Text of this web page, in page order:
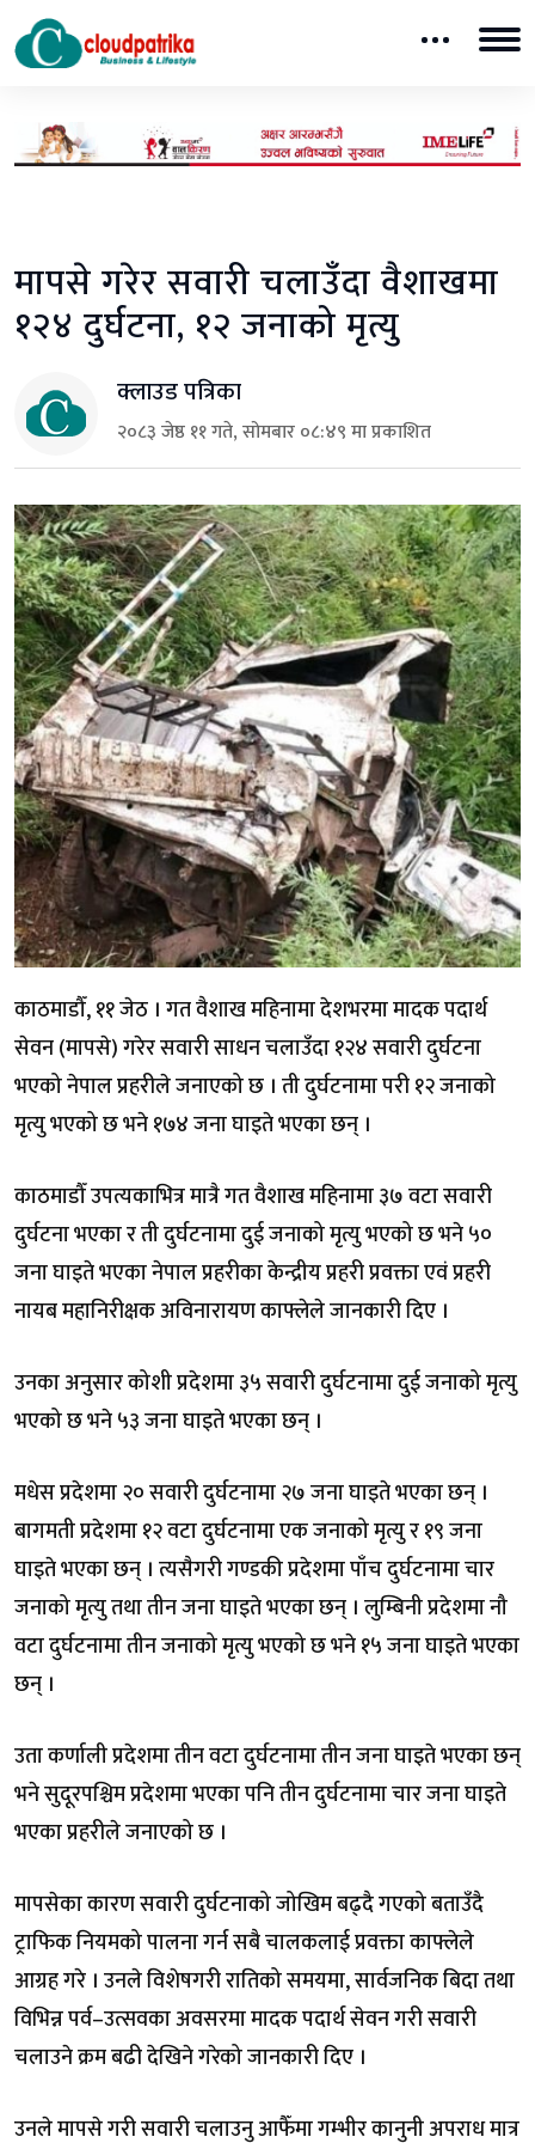
मापसे गरेर सवारी चलाउँदा वैशाखमा
१२४ दुर्घटना, १२ जनाको मृत्यु
क्लाउड पत्रिका
२०८३ जेष्ठ ११ गते, सोमबार ०८:४९ मा प्रकाशित
काठमाडौँ, ११ जेठ । गत वैशाख महिनामा देशभरमा मादक पदार्थ
सेवन (मापसे) गरेर सवारी साधन चलाउँदा १२४ सवारी दुर्घटना
भएको नेपाल प्रहरीले जनाएको छ । ती दुर्घटनामा परी १२ जनाको
मृत्यु भएको छ भने १७४ जना घाइते भएका छन् ।
काठमाडौँ उपत्यकाभित्र मात्रै गत वैशाख महिनामा ३७ वटा सवारी
दुर्घटना भएका र ती दुर्घटनामा दुई जनाको मृत्यु भएको छ भने ५०
जना घाइते भएका नेपाल प्रहरीका केन्द्रीय प्रहरी प्रवक्ता एवं प्रहरी
नायब महानिरीक्षक अविनारायण काफ्लेले जानकारी दिए ।
उनका अनुसार कोशी प्रदेशमा ३५ सवारी दुर्घटनामा दुई जनाको मृत्यु
भएको छ भने ५३ जना घाइते भएका छन् ।
मधेस प्रदेशमा २० सवारी दुर्घटनामा २७ जना घाइते भएका छन् ।
बागमती प्रदेशमा १२ वटा दुर्घटनामा एक जनाको मृत्यु र १९ जना
घाइते भएका छन् । त्यसैगरी गण्डकी प्रदेशमा पाँच दुर्घटनामा चार
जनाको मृत्यु तथा तीन जना घाइते भएका छन् । लुम्बिनी प्रदेशमा नौ
वटा दुर्घटनामा तीन जनाको मृत्यु भएको छ भने १५ जना घाइते भएका
छन् ।
उता कर्णाली प्रदेशमा तीन वटा दुर्घटनामा तीन जना घाइते भएका छन्
भने सुदूरपश्चिम प्रदेशमा भएका पनि तीन दुर्घटनामा चार जना घाइते
भएका प्रहरीले जनाएको छ ।
मापसेका कारण सवारी दुर्घटनाको जोखिम बढ्दै गएको बताउँदै
ट्राफिक नियमको पालना गर्न सबै चालकलाई प्रवक्ता काफ्लेले
आग्रह गरे । उनले विशेषगरी रातिको समयमा, सार्वजनिक बिदा तथा
विभिन्न पर्व–उत्सवका अवसरमा मादक पदार्थ सेवन गरी सवारी
चलाउने क्रम बढी देखिने गरेको जानकारी दिए ।
उनले मापसे गरी सवारी चलाउनु आफैँमा गम्भीर कानुनी अपराध मात्र